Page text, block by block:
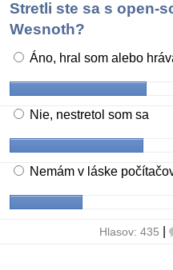
Stretli ste sa s open-
Wesnoth?
Áno, hral som alebo
Nie, nestretol som sa
Nemám v láske
Hlasov: 435